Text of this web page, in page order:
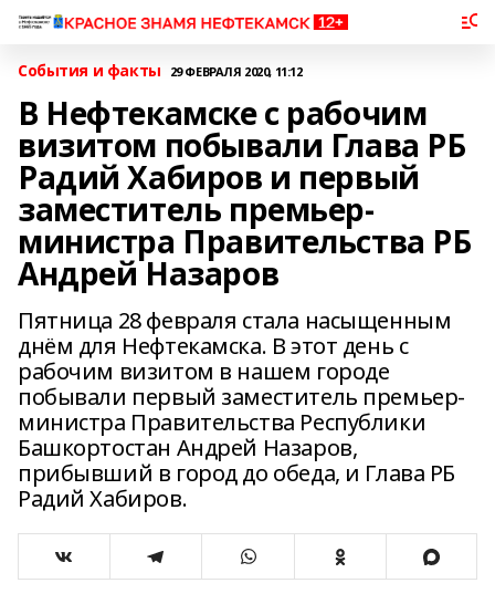
События и факты 29 ФЕВРАЛЯ 2020, 11:12
В Нефтекамске с рабочим
визитом побывали Глава РБ
Радий Хабиров и первый
заместитель премьер-
министра Правительства РБ
Андрей Назаров
Пятница 28 февраля стала насыщенным
днём для Нефтекамска. В этот день с
рабочим визитом в нашем городе
побывали первый заместитель премьер-
министра Правительства Республики
Башкортостан Андрей Назаров,
прибывший в город до обеда, и Глава РБ
Радий Хабиров.